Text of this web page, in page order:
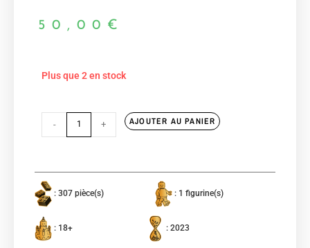
50,00 €
Plus que 2 en stock
- + AJOUTER AU PANIER
: 307 pièce(s) : 1 figurine(s)
: 18+ : 2023